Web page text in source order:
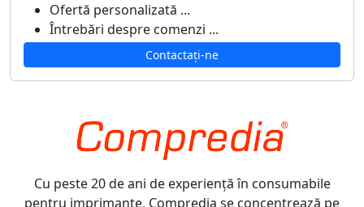
Ofertă personalizată ...
Întrebări despre comenzi ...
Contactați-ne
Cu peste 20 de ani de experiență în consumabile
pentru imprimante, Compredia se concentrează pe